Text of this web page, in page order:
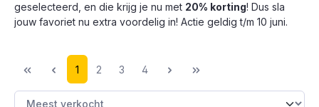
geselecteerd, en die krijg je nu met 20% korting! Dus sla
jouw favoriet nu extra voordelig in! Actie geldig t/m 10 juni.
1 2 3 4